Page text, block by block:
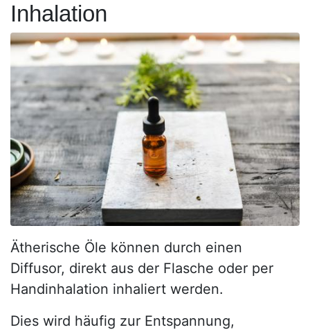
Inhalation
Ätherische Öle können durch einen
Diffusor, direkt aus der Flasche oder per
Handinhalation inhaliert werden.
Dies wird häufig zur Entspannung,